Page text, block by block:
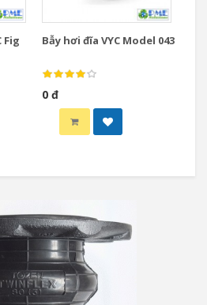
Fig
Bẫy hơi đĩa VYC Model 043
0 đ